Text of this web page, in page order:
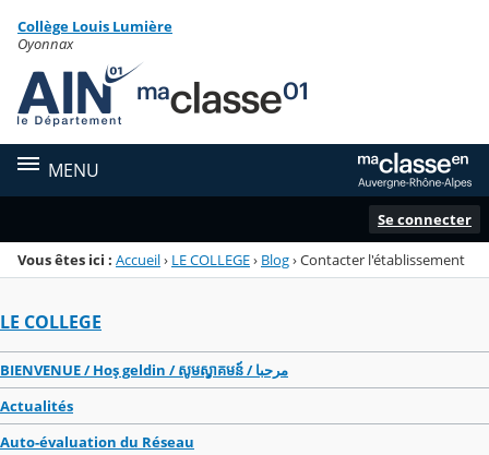
Menu de la rubrique
Contenu
Collège Louis Lumière
Oyonnax
MENU
Se connecter
Vous êtes ici : Accueil› LE COLLEGE› Blog›Contacter l'établissement
LE COLLEGE
BIENVENUE / Hoş geldin / សូមស្វាគមន៍ / مرحبا
Actualités
Auto-évaluation du Réseau